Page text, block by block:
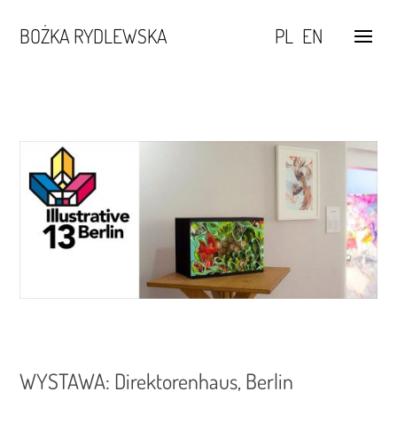
BOŻKA RYDLEWSKA PL EN
WYSTAWA: Direktorenhaus, Berlin